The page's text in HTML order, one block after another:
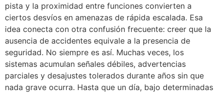
pista y la proximidad entre funciones convierten a
ciertos desvíos en amenazas de rápida escalada. Esa
idea conecta con otra confusión frecuente: creer que la
ausencia de accidentes equivale a la presencia de
seguridad. No siempre es así. Muchas veces, los
sistemas acumulan señales débiles, advertencias
parciales y desajustes tolerados durante años sin que
nada grave ocurra. Hasta que un día, bajo determinadas